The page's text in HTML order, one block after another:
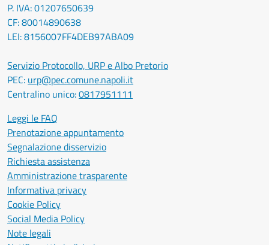
P. IVA: 01207650639
CF: 80014890638
LEI: 8156007FF4DEB97ABA09
Servizio Protocollo, URP e Albo Pretorio
PEC: urp@pec.comune.napoli.it
Centralino unico:0817951111
Leggi le FAQ
Prenotazione appuntamento
Segnalazione disservizio
Richiesta assistenza
Amministrazione trasparente
Informativa privacy
Cookie Policy
Social Media Policy
Note legali